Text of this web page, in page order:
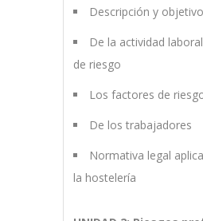
Descripción y
De la actividad
de riesgo
Los factores de
De los trabajadores
Normativa legal
la hostelería